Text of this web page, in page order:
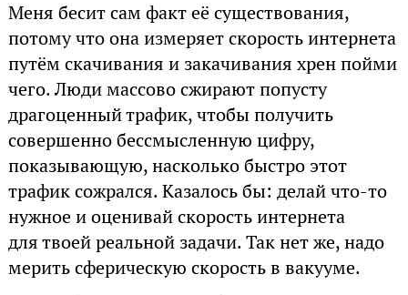
Меня бесит сам факт её существования,
потому что она измеряет скорость интернета
путём скачивания и закачивания хрен пойми
чего. Люди массово сжирают попусту
драгоценный трафик, чтобы получить
совершенно бессмысленную цифру,
показывающую, насколько быстро этот
трафик сожрался. Казалось бы: делай что-то
нужное и оценивай скорость интернета
для твоей реальной задачи. Так нет же, надо
мерить сферическую скорость в вакууме.